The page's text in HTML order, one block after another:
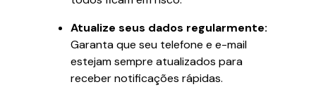
Atualize seus dados regularmente:
Garanta que seu telefone e e-mail
estejam sempre atualizados para
receber notificações rápidas.